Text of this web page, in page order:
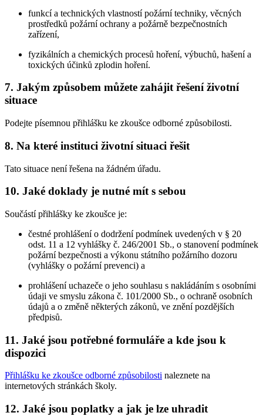
funkcí a technických vlastností požární techniky, věcných
prostředků požární ochrany a požárně bezpečnostních
zařízení,
fyzikálních a chemických procesů hoření, výbuchů, hašení a
toxických účinků zplodin hoření.
7. Jakým způsobem můžete zahájit řešení životní
situace
Podejte písemnou přihlášku ke zkoušce odborné způsobilosti.
8. Na které instituci životní situaci řešit
Tato situace není řešena na žádném úřadu.
10. Jaké doklady je nutné mít s sebou
Součástí přihlášky ke zkoušce je:
čestné prohlášení o dodržení podmínek uvedených v § 20
odst. 11 a 12 vyhlášky č. 246/2001 Sb., o stanovení podmínek
požární bezpečnosti a výkonu státního požárního dozoru
(vyhlášky o požární prevenci) a
prohlášení uchazeče o jeho souhlasu s nakládáním s osobními
údaji ve smyslu zákona č. 101/2000 Sb., o ochraně osobních
údajů a o změně některých zákonů, ve znění pozdějších
předpisů.
11. Jaké jsou potřebné formuláře a kde jsou k
dispozici
Přihlášku ke zkoušce odborné způsobilosti naleznete na
internetových stránkách školy.
12. Jaké jsou poplatky a jak je lze uhradit